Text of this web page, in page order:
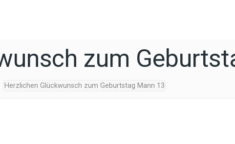
zum
Herzlichen Glückwunsch zum Geburtstag Mann 13